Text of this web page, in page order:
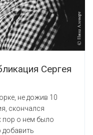
Сергея
не дожив 10
скончался
пор о нем было
добавить